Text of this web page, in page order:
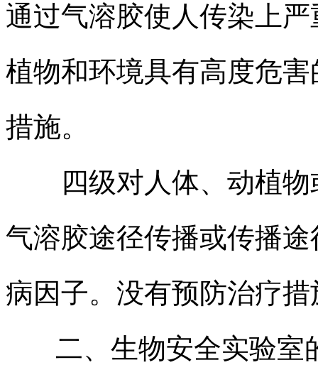
通过气溶胶使人传染上
植物和环境具有高度危
措施。
四级对人体、动植物
气溶胶途径传播或传播
病因子。没有预防治疗措
二、生物安全实验室